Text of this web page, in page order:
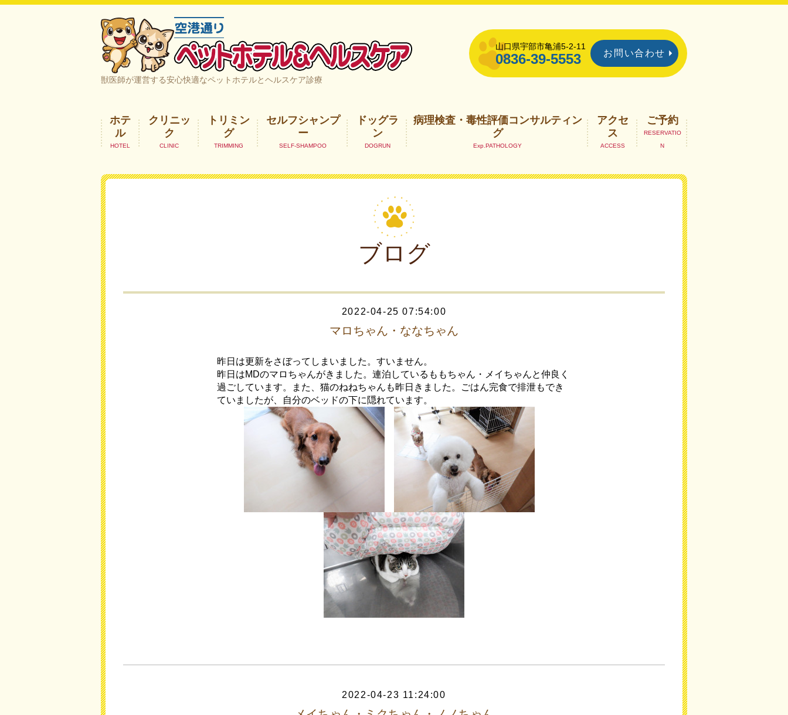
空港通りペットホテル＆ヘルスケア｜山口県宇部市
獣医師が運営する安心快適なペットホテルとヘルスケア診療
山口県宇部市亀浦5-2-11
0836-39-5553 お問い合わせ
ホテ
ル
クリニッ
ク
トリミン
グ
セルフシャンプ
ー
ドッグラ
ン
病理検査・毒性評価コンサルティン
グ
アクセ
ス
ご予約
ブログ
2022-04-25 07:54:00
マロちゃん・ななちゃん
昨日は更新をさぼってしまいました。すいません。
昨日はMDのマロちゃんがきました。連泊しているももちゃん・メイちゃんと仲良く
過ごしています。また、猫のねねちゃんも昨日きました。ごはん完食で排泄もでき
ていましたが、自分のベッドの下に隠れています。
2022-04-23 11:24:00